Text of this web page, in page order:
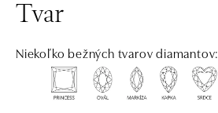
Tvar
Niekoľko bežných tvarov diamantov: